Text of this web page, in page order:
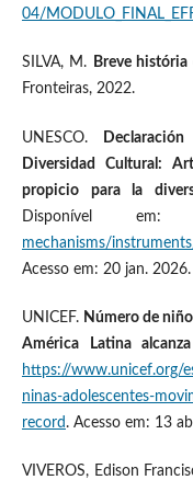
04/
SILVA, M. Breve
Fronteiras, 2022.
UNESCO.
Diversidad Cultural:
propicio para la
Disponível
mechanisms/
Acesso em: 20 jan. 2026.
UNICEF. Número de
América Latina
https://www.unicef.org/
ninas-adolescentes-
record . Acesso em: 13
VIVEROS, Edison